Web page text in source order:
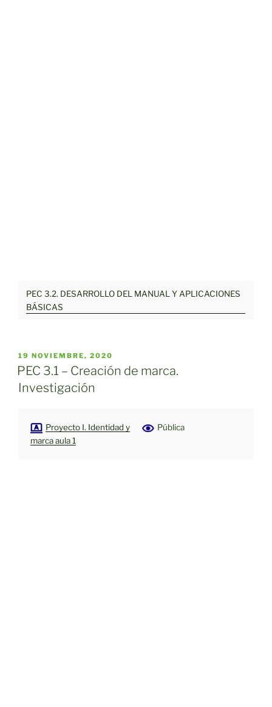
PEC 3.2. DESARROLLO DEL MANUAL Y APLICACIONES
BÁSICAS
PUBLICADO
EL
19 NOVIEMBRE, 2020
PEC 3.1 – Creación de marca.
Investigación
Proyecto I. Identidad y
marca aula 1
Pública